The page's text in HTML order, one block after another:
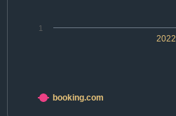
2022
1
booking.com